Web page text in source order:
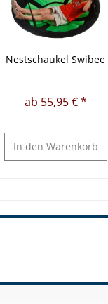
Nestschaukel Swibee
ab 55,95 € *
In den Warenkorb